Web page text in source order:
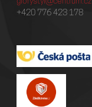
+420 776 423 178